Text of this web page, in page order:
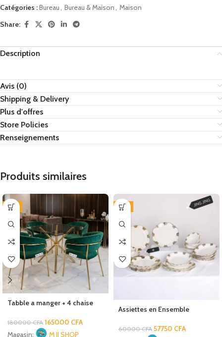
Catégories :Bureau, Bureau & Maison, Maison
Share:
Description
Avis (0)
Shipping & Delivery
Plus d'offres
Store Policies
Renseignements
Produits similaires
-8%
Tabble a manger + 4 chaise
180000CFA 165000 CFA
Magasin:
M JJ SHOP
-4%
Assiettes en Ensemble
60000CFA 57750 CFA